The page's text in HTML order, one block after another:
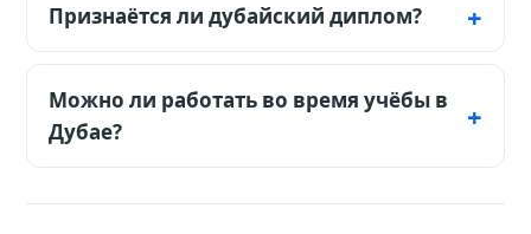
спонсирует университет (5 000-6 500 AED,
без собеседований и лотерей), оплата
барьеров.
Признаётся ли дубайский диплом?
Да: 37 из 41 вуза Дубая - филиалы
западных университетов, диплом
идентичен «материнскому» и признаётся в
Британии, Канаде и Австралии.
Можно ли работать во время учёбы в
Дубае?